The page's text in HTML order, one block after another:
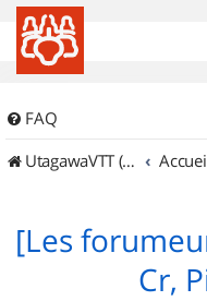
FAQ
UtagawaVTT (Randos VTT et VTTAE avec traces GPS)
[Les
Cr,